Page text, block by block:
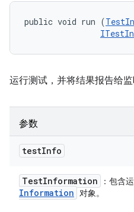
public void run (
运行测试，并将结果报告给监
参数
testInfo
TestInformation ：包含
Information 对象。